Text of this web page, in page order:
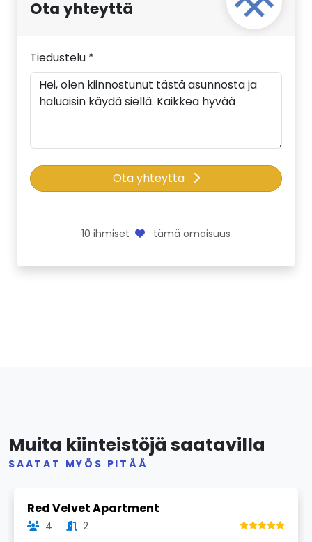
Ota yhteyttä
Tiedustelu *
Ota yhteyttä
10 ihmiset tämä omaisuus
Muita kiinteistöjä saatavilla
SAATAT MYÖS PITÄÄ
Red Velvet Apartment
4 2